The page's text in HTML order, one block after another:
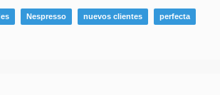
Nespresso nuevos clientes perfecta